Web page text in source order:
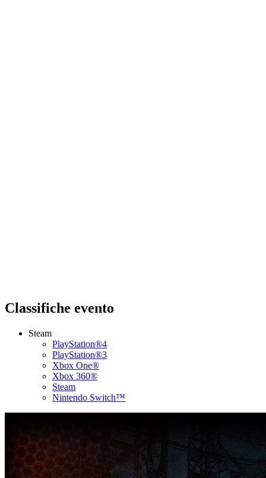
Classifiche evento
Steam
PlayStation®4
PlayStation®3
Xbox One®
Xbox 360®
Steam
Nintendo Switch™